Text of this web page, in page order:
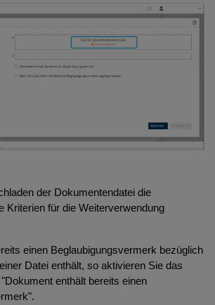
der Dokumentendatei die
Kriterien für die Weiterverwendung
einen Beglaubigungsvermerk bezüglich
Datei enthält, so aktivieren Sie das
enthält bereits einen